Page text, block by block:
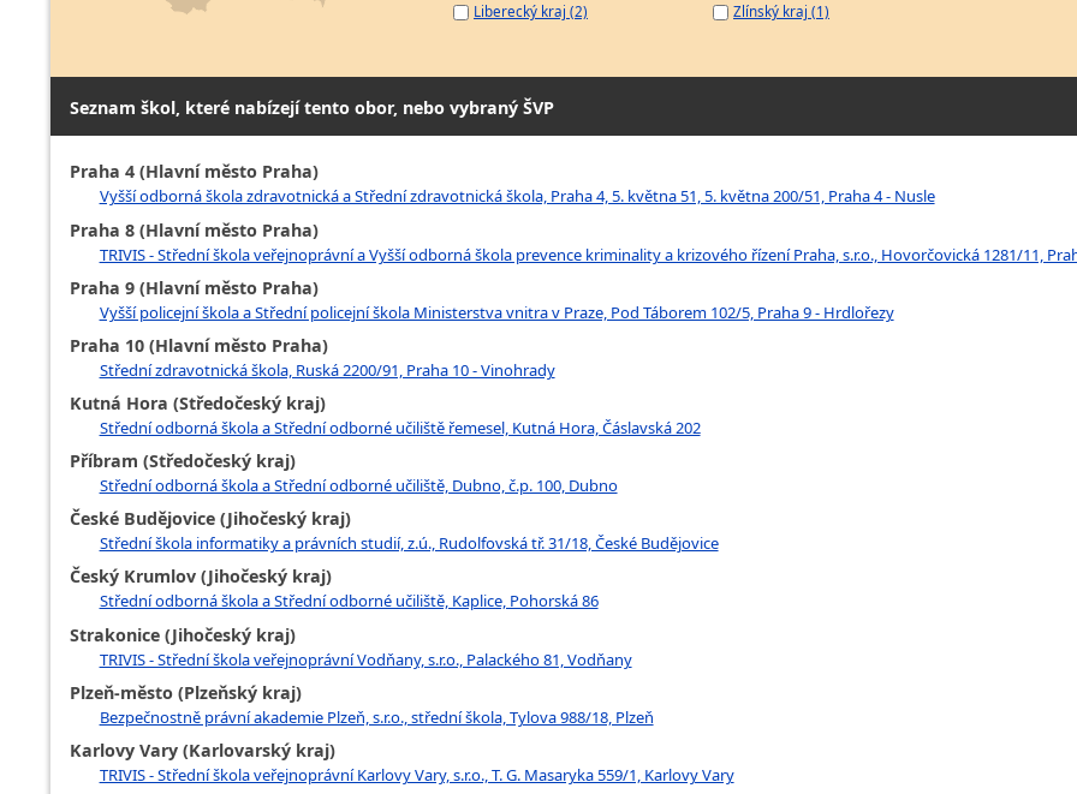
Liberecký kraj (2)
Zlínský kraj (1)
Seznam škol, které nabízejí tento obor, nebo vybraný ŠVP
Praha 4 (Hlavní město Praha)
Vyšší odborná škola zdravotnická a Střední zdravotnická škola, Praha 4, 5. května 51, 5. května 200/51, Praha 4 - Nusle
Praha 8 (Hlavní město Praha)
TRIVIS - Střední škola veřejnoprávní a Vyšší odborná škola prevence kriminality a krizového řízení Praha, s.r.o., Hovorčovická 1281/11,
Praha 9 (Hlavní město Praha)
Vyšší policejní škola a Střední policejní škola Ministerstva vnitra v Praze, Pod Táborem 102/5, Praha 9 - Hrdlořezy
Praha 10 (Hlavní město Praha)
Střední zdravotnická škola, Ruská 2200/91, Praha 10 - Vinohrady
Kutná Hora (Středočeský kraj)
Střední odborná škola a Střední odborné učiliště řemesel, Kutná Hora, Čáslavská 202
Příbram (Středočeský kraj)
Střední odborná škola a Střední odborné učiliště, Dubno, č.p. 100, Dubno
České Budějovice (Jihočeský kraj)
Střední škola informatiky a právních studií, z.ú., Rudolfovská tř. 31/18, České Budějovice
Český Krumlov (Jihočeský kraj)
Střední odborná škola a Střední odborné učiliště, Kaplice, Pohorská 86
Strakonice (Jihočeský kraj)
TRIVIS - Střední škola veřejnoprávní Vodňany, s.r.o., Palackého 81, Vodňany
Plzeň-město (Plzeňský kraj)
Bezpečnostně právní akademie Plzeň, s.r.o., střední škola, Tylova 988/18, Plzeň
Karlovy Vary (Karlovarský kraj)
TRIVIS - Střední škola veřejnoprávní Karlovy Vary, s.r.o., T. G. Masaryka 559/1, Karlovy Vary